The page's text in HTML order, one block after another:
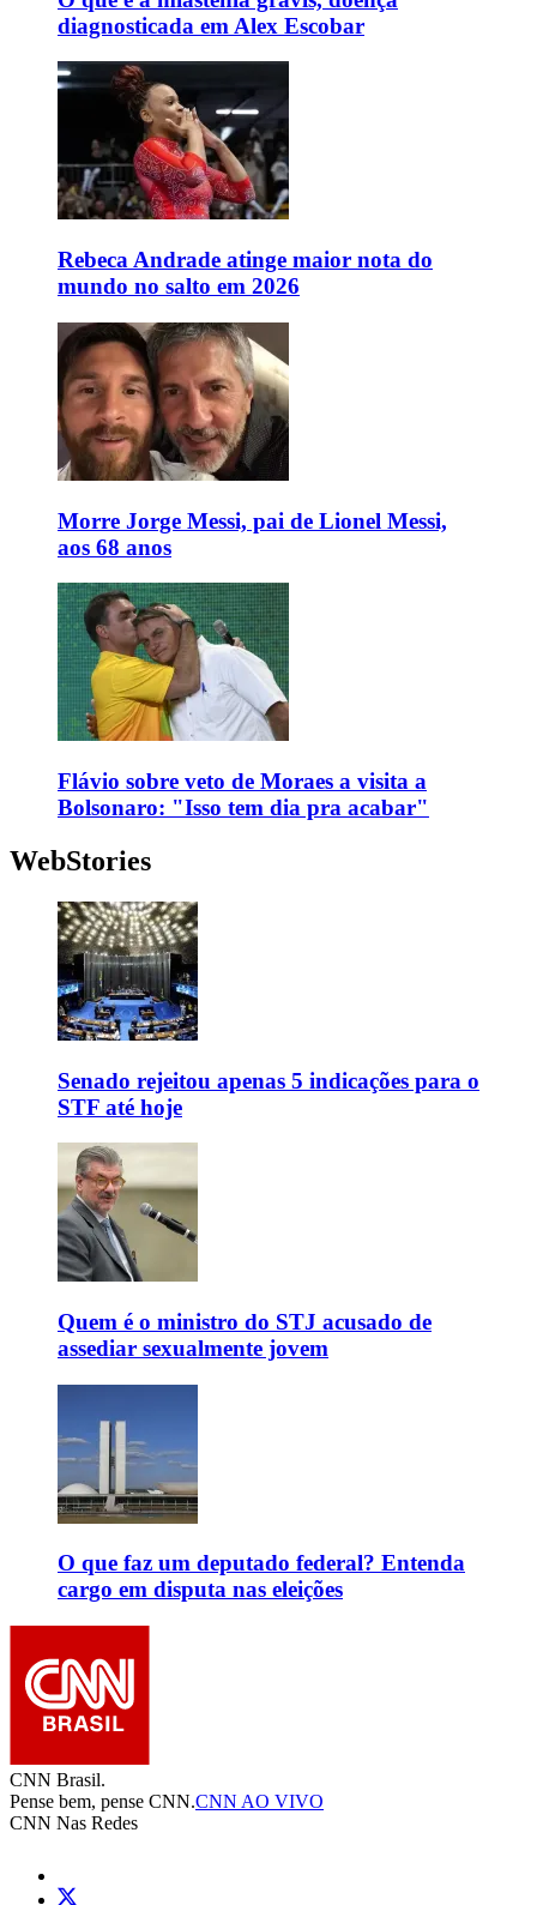
diagnosticada em Alex Escobar
Rebeca Andrade atinge maior nota do
mundo no salto em 2026
Morre Jorge Messi, pai de Lionel Messi,
aos 68 anos
Flávio sobre veto de Moraes a visita a
Bolsonaro: "Isso tem dia pra acabar"
WebStories
Senado rejeitou apenas 5 indicações para o
STF até hoje
Quem é o ministro do STJ acusado de
assediar sexualmente jovem
O que faz um deputado federal? Entenda
cargo em disputa nas eleições
CNN Brasil.
Pense bem, pense CNN.CNN AO VIVO
CNN Nas Redes